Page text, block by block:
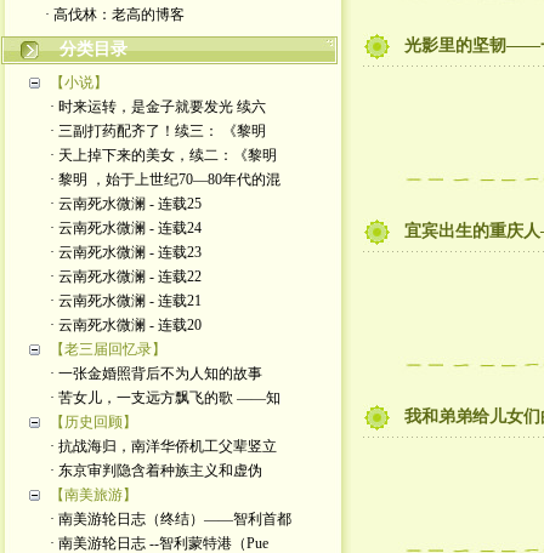
· 高伐林：老高的博客
分类目录
【小说】
· 时来运转，是金子就要发光 续六
· 三副打药配齐了！续三： 《黎明
· 天上掉下来的美女，续二：《黎明
· 黎明 ，始于上世纪70—80年代的混
· 云南死水微澜 - 连载25
· 云南死水微澜 - 连载24
· 云南死水微澜 - 连载23
· 云南死水微澜 - 连载22
· 云南死水微澜 - 连载21
· 云南死水微澜 - 连载20
【老三届回忆录】
· 一张金婚照背后不为人知的故事
· 苦女儿，一支远方飘飞的歌 ——知
【历史回顾】
· 抗战海归，南洋华侨机工父辈竖立
· 东京审判隐含着种族主义和虚伪
【南美旅游】
· 南美游轮日志（终结）——智利首都
· 南美游轮日志 --智利蒙特港（Pue
光影里的坚韧——
宜宾出生的重庆
我和弟弟给儿女